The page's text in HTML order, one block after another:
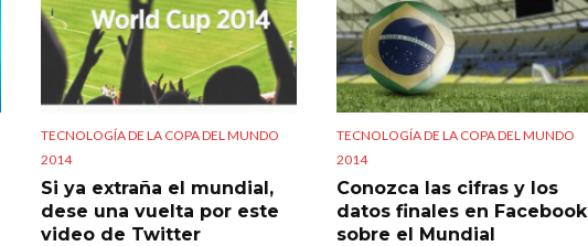
TECNOLOGÍA DE LA COPA DEL MUNDO
2014
Si ya extraña el mundial,
dese una vuelta por este
video de Twitter
TECNOLOGÍA DE LA COPA DEL MUNDO
2014
Conozca las cifras y los
datos finales en Facebook
sobre el Mundial